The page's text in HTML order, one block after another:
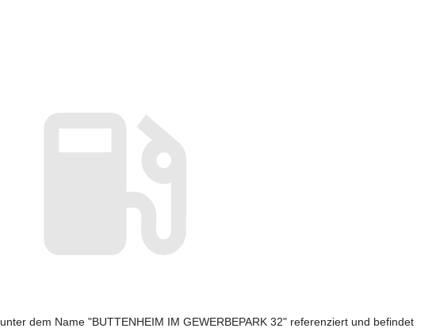
dem Name "BUTTENHEIM IM GEWERBEPARK 32" referenziert und befindet